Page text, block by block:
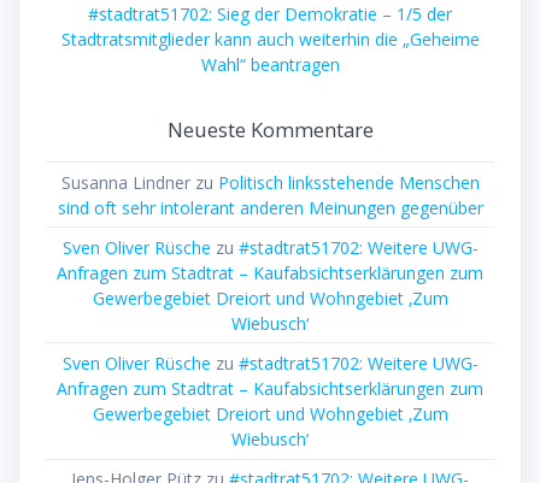
#stadtrat51702: Sieg der Demokratie – 1/5 der
Stadtratsmitglieder kann auch weiterhin die „Geheime
Wahl“ beantragen
Neueste Kommentare
Susanna Lindnerzu Politisch linksstehende Menschen
sind oft sehr intolerant anderen Meinungen gegenüber
Sven Oliver Rüsche zu #stadtrat51702: Weitere UWG-
Anfragen zum Stadtrat – Kaufabsichtserklärungen zum
Gewerbegebiet Dreiort und Wohngebiet ‚Zum
Wiebusch‘
Sven Oliver Rüsche zu #stadtrat51702: Weitere UWG-
Anfragen zum Stadtrat – Kaufabsichtserklärungen zum
Gewerbegebiet Dreiort und Wohngebiet ‚Zum
Wiebusch‘